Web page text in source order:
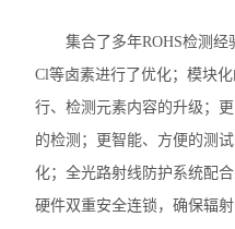
ROHS分析仪
卤素检测仪
环保检测仪
液相色谱仪
集合了多年ROHS检测经
Cl等卤素进行了优化；模块
行、检测元素内容的升级；
的检测；更智能、方便的测
化；全光路射线防护系统配
硬件双重安全连锁，确保辐射